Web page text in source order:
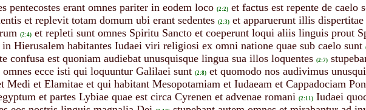
pentecostes erant omnes pariter in eodem loco (2:2) et factus est repente de caelo
et replevit totam domum ubi erant sedentes (2:3) et apparuerunt illis
(2:4) et repleti sunt omnes Spiritu Sancto et coeperunt loqui aliis linguis prout
in Hierusalem habitantes Iudaei viri religiosi ex omni natione quae sub caelo sunt
confusa est quoniam audiebat unusquisque lingua sua illos loquentes (2:7)
ecce isti qui loquuntur Galilaei sunt (2:8) et quomodo nos audivimus
Medi et Elamitae et qui habitant Mesopotamiam et Iudaeam et Cappadociam
et partes Lybiae quae est circa Cyrenen et advenae romani (2:11) Iudaei